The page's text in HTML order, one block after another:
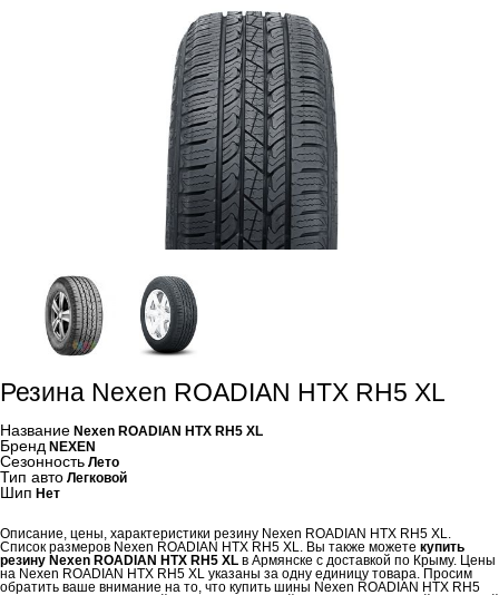
Резина Nexen ROADIAN HTX RH5 XL
Название Nexen ROADIAN HTX RH5 XL
Бренд NEXEN
Сезонность Лето
Тип авто Легковой
Шип Нет
Описание, цены, характеристики резину Nexen ROADIAN HTX RH5 XL.
Список размеров Nexen ROADIAN HTX RH5 XL. Вы также можете купить
резину Nexen ROADIAN HTX RH5 XL в Армянске с доставкой по Крыму. Цены
на Nexen ROADIAN HTX RH5 XL указаны за одну единицу товара. Просим
обратить ваше внимание на то, что купить шины Nexen ROADIAN HTX RH5